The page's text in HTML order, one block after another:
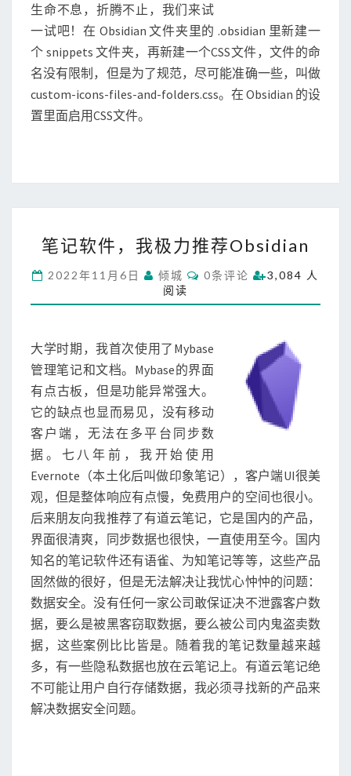
夹
图
标
生命不息，折腾不止，我们来试
一试吧！在 Obsidian 文件夹里的 .obsidian 里新建一
个 snippets 文件夹，再新建一个CSS文件，文件的命
名没有限制，但是为了规范，尽可能准确一些，叫做
custom-icons-files-and-folders.css。在 Obsidian 的设
置里面启用CSS文件。
记
件
，
力
推
荐
O
b
s
i
d
a
n
笔记软件，我极力推荐Obsidian
2022年11月6日 倾城
C
O
M
S
0条评论
3,084 人
阅读
大学时期，我首次使用了Mybase
管理笔记和文档。Mybase的界面
有点古板，但是功能异常强大。
它的缺点也显而易见，没有移动
客户端，无法在多平台同步数
据。七八年前，我开始使用
Evernote（本土化后叫做印象笔记），客户端UI很美
观，但是整体响应有点慢，免费用户的空间也很小。
后来朋友向我推荐了有道云笔记，它是国内的产品，
界面很清爽，同步数据也很快，一直使用至今。国内
知名的笔记软件还有语雀、为知笔记等等，这些产品
固然做的很好，但是无法解决让我忧心忡忡的问题：
数据安全。没有任何一家公司敢保证决不泄露客户数
据，要么是被黑客窃取数据，要么被公司内鬼盗卖数
据，这些案例比比皆是。随着我的笔记数量越来越
多，有一些隐私数据也放在云笔记上。有道云笔记绝
不可能让用户自行存储数据，我必须寻找新的产品来
解决数据安全问题。